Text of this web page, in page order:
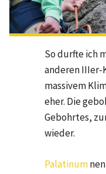
So durfte ich
anderen IIIer-
massivem
eher. Die
Gebohrtes,
wieder.
Palatinum